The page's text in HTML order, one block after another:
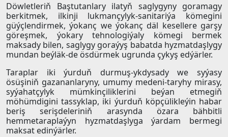
Döwletleriň Baştutanlary ilatyň saglygyny goramagy
berkitmek, ilkinji lukmançylyk-sanitariýa kömegini
güýçlendirmek, ýokanç we ýokanç däl kesellere garşy
göreşmek, ýokary tehnologiýaly kömegi bermek
maksady bilen, saglygy goraýyş babatda hyzmatdaşlygy
mundan beýläk-de ösdürmek ugrunda çykyş edýärler.
Taraplar iki ýurduň durmuş-ykdysady we syýasy
ösüşiniň gazananlaryny, umumy medeni-taryhy mirasy,
syýahatçylyk mümkinçiliklerini beýan etmegiň
möhümdigini tassyklap, iki ýurduň köpçülikleýin habar
beriş serişdeleriniň arasynda özara bähbitli
hemmetaraplaýyn hyzmatdaşlyga ýardam bermegi
maksat edinýärler.